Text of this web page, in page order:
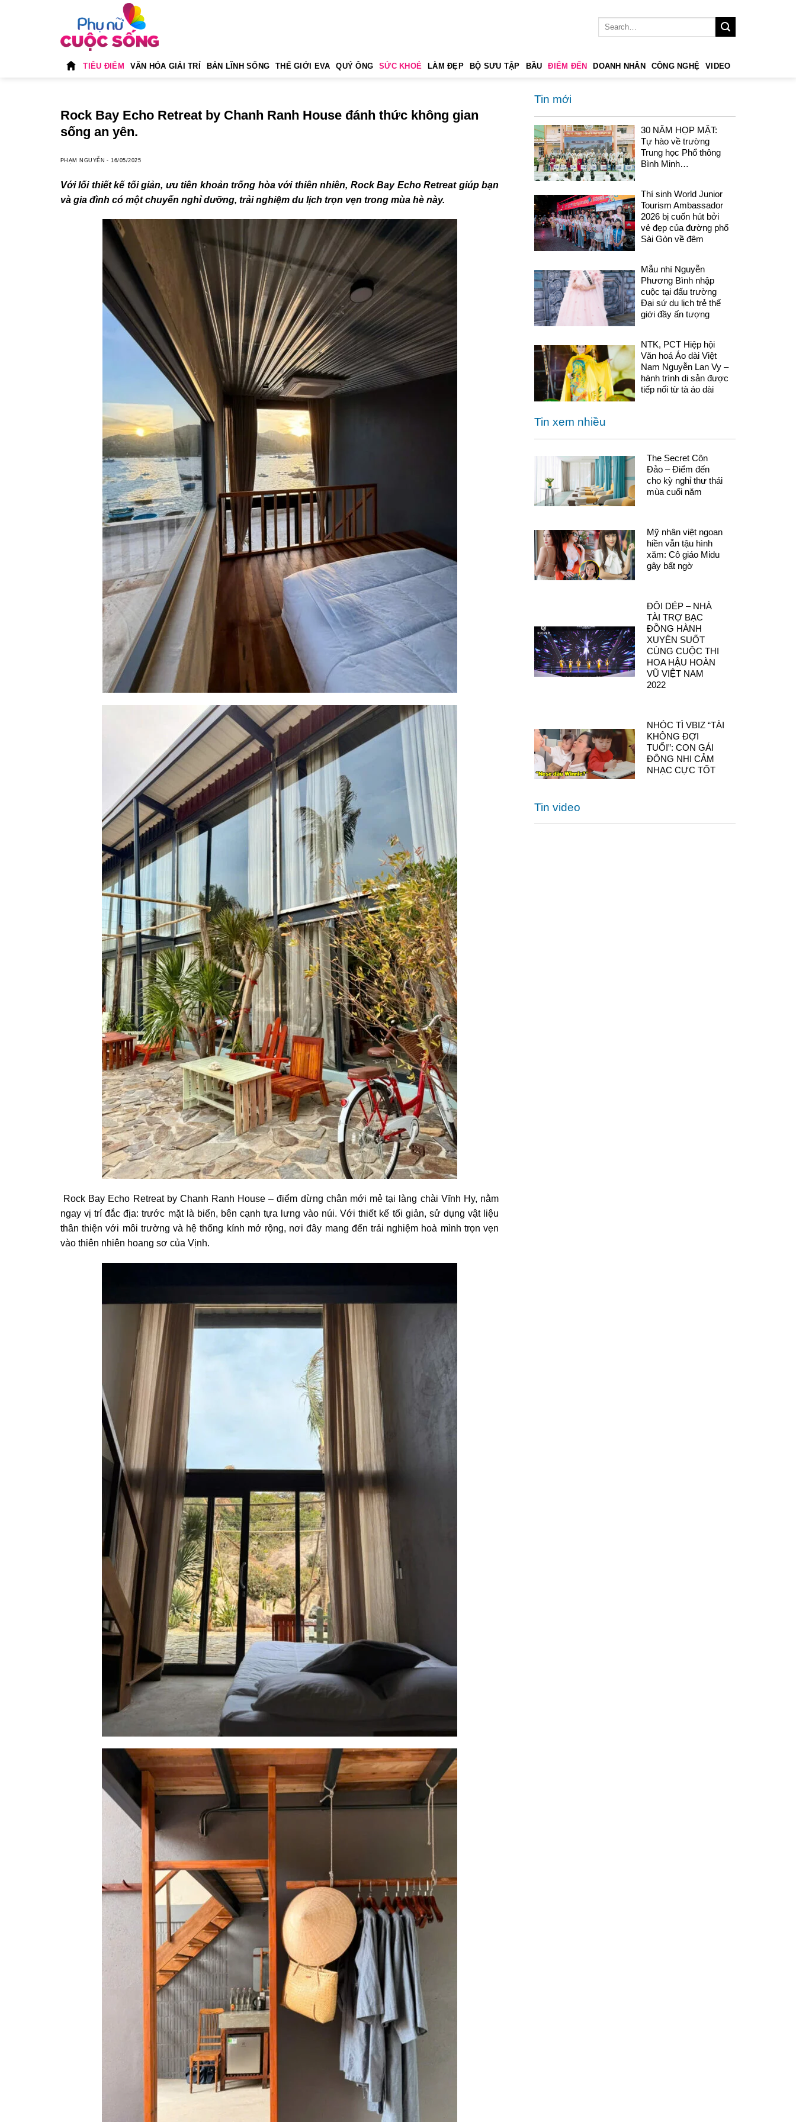
TIÊU ĐIỂM VĂN HÓA GIẢI TRÍ BẢN LĨNH SỐNG THẾ GIỚI EVA QUÝ ÔNG SỨC KHOẺ LÀM ĐẸP BỘ SƯU TẬP BẦU ĐIỂM ĐẾN DOANH NHÂN CÔNG NGHỆ VIDEO
Rock Bay Echo Retreat by Chanh Ranh House đánh thức không gian
sống an yên.
PHẠM NGUYỄN -16/05/2025
Với lối thiết kế tối giản, ưu tiên khoản trống hòa với thiên nhiên, Rock Bay Echo Retreat giúp bạn
và gia đình có một chuyến nghỉ dưỡng, trải nghiệm du lịch trọn vẹn trong mùa hè này.
Rock Bay Echo Retreat by Chanh Ranh House – điểm dừng chân mới mẻ tại làng chài Vĩnh Hy, nằm
ngay vị trí đắc địa: trước mặt là biển, bên cạnh tựa lưng vào núi. Với thiết kế tối giản, sử dụng vật liệu
thân thiện với môi trường và hệ thống kính mở rộng, nơi đây mang đến trải nghiệm hoà mình trọn vẹn
vào thiên nhiên hoang sơ của Vịnh.
Tin mới
30 NĂM HỌP MẶT:
Tự hào về trường
Trung học Phổ thông
Bình Minh…
Thí sinh World Junior
Tourism Ambassador
2026 bị cuốn hút bởi
vẻ đẹp của đường phố
Sài Gòn về đêm
Mẫu nhí Nguyễn
Phương Bình nhập
cuộc tại đấu trường
Đại sứ du lịch trẻ thế
giới đầy ấn tượng
NTK, PCT Hiệp hội
Văn hoá Áo dài Việt
Nam Nguyễn Lan Vy –
hành trình di sản được
tiếp nối từ tà áo dài
Tin xem nhiều
The Secret Côn
Đảo – Điểm đến
cho kỳ nghỉ thư thái
mùa cuối năm
Mỹ nhân việt ngoan
hiền vẫn tậu hình
xăm: Cô giáo Midu
gây bất ngờ
ĐÔI DÉP – NHÀ
TÀI TRỢ BẠC
ĐỒNG HÀNH
XUYÊN SUỐT
CÙNG CUỘC THI
HOA HẬU HOÀN
VŨ VIỆT NAM
2022
NHÓC TÌ VBIZ “TÀI
KHÔNG ĐỢI
TUỔI”: CON GÁI
ĐÔNG NHI CẢM
NHẠC CỰC TỐT
Tin video